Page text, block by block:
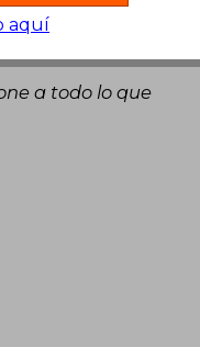
a todo lo que
aquí